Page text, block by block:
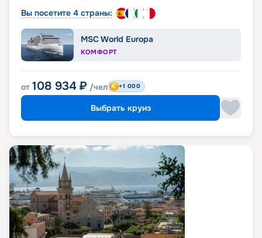
Вы посетите 4 страны:
MSC World Europa
КОМФОРТ
от 108 934 ₽ /чел +1 000
Выбрать круиз